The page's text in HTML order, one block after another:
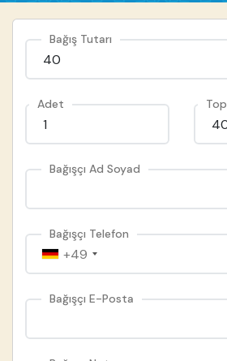
Bağış Tutarı
Adet
Bağışçı Ad Soyad
Bağışçı Telefon
+49
Bağışçı E-Posta